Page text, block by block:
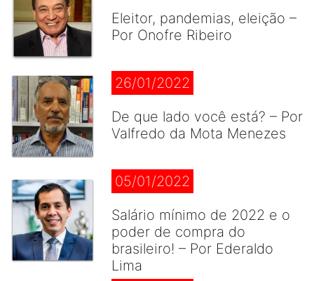
Eleitor, pandemias, eleição –
Por Onofre Ribeiro
26/01/2022
De que lado você está? – Por
Valfredo da Mota Menezes
05/01/2022
Salário mínimo de 2022 e o
poder de compra do
brasileiro! – Por Ederaldo
Lima